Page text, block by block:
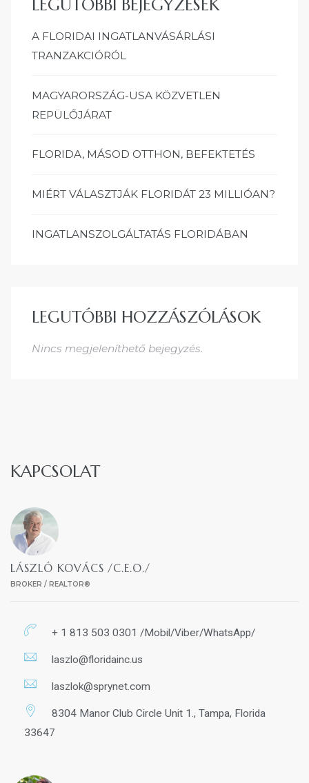
LEGUTÓBBI BEJEGYZÉSEK
A FLORIDAI INGATLANVÁSÁRLÁSI
TRANZAKCIÓRÓL
MAGYARORSZÁG-USA KÖZVETLEN
REPÜLŐJÁRAT
FLORIDA, MÁSOD OTTHON, BEFEKTETÉS
MIÉRT VÁLASZTJÁK FLORIDÁT 23 MILLIÓAN?
INGATLANSZOLGÁLTATÁS FLORIDÁBAN
LEGUTÓBBI HOZZÁSZÓLÁSOK
Nincs megjeleníthető bejegyzés.
KAPCSOLAT
LÁSZLÓ KOVÁCS /C.E.O./
BROKER / REALTOR®
+ 1 813 503 0301 /Mobil/Viber/WhatsApp/
laszlo@floridainc.us
laszlok@sprynet.com
8304 Manor Club Circle Unit 1., Tampa, Florida
33647